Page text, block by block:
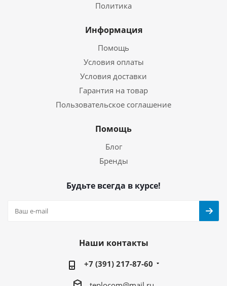
Политика
Информация
Помощь
Условия оплаты
Условия доставки
Гарантия на товар
Пользовательское соглашение
Помощь
Блог
Бренды
Будьте всегда в курсе!
Наши контакты
+7 (391) 217-87-60